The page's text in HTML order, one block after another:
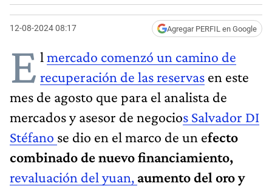
12-08-2024 08:17 Agregar PERFIL en Google
E l mercado comenzó un camino de
recuperación de las reservas en este
mes de agosto que para el analista de
mercados y asesor de negocios Salvador DI
Stéfano se dio en el marco de un efecto
combinado de nuevo financiamiento,
revaluación del yuan, aumento del oro y